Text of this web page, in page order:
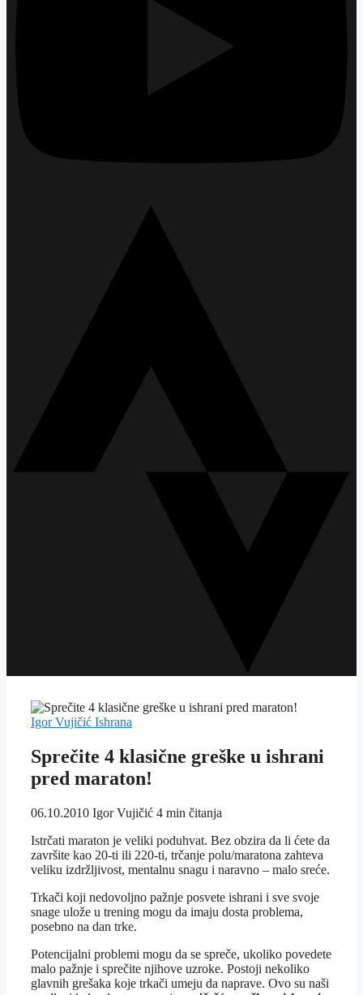
Igor Vujičić Ishrana
Sprečite 4 klasične greške u ishrani
pred maraton!
06.10.2010 Igor Vujičić 4 min čitanja
Istrčati maraton je veliki poduhvat. Bez obzira da li ćete da
završite kao 20-ti ili 220-ti, trčanje polu/maratona zahteva
veliku izdržljivost, mentalnu snagu i naravno – malo sreće.
Trkači koji nedovoljno pažnje posvete ishrani i sve svoje
snage ulože u trening mogu da imaju dosta problema,
posebno na dan trke.
Potencijalni problemi mogu da se spreče, ukoliko povedete
malo pažnje i sprečite njihove uzroke. Postoji nekoliko
glavnih grešaka koje trkači umeju da naprave. Ovo su naši